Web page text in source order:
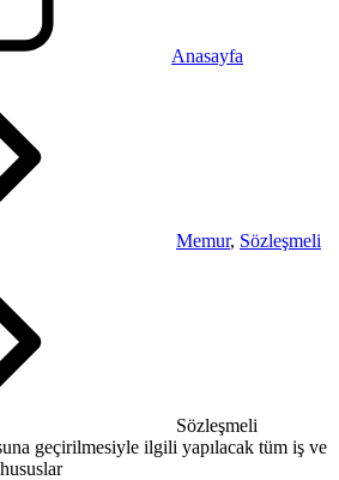
Anasayfa
Memur, Sözleşmeli
Sözleşmeli
geçirilmesiyle ilgili yapılacak tüm iş ve